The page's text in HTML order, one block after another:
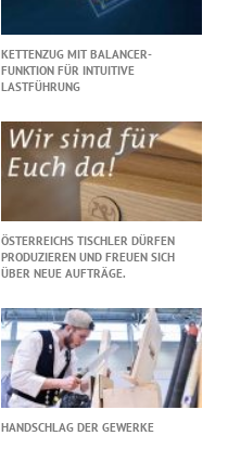
KETTENZUG MIT BALANCER-
FUNKTION FÜR INTUITIVE
LASTFÜHRUNG
ÖSTERREICHS TISCHLER DÜRFEN
PRODUZIEREN UND FREUEN SICH
ÜBER NEUE AUFTRÄGE.
HANDSCHLAG DER GEWERKE